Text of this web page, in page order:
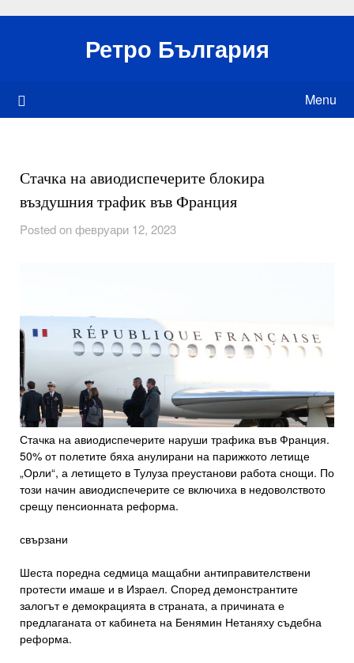
Ретро България
Menu
Стачка на авиодиспечерите блокира
въздушния трафик във Франция
Posted on февруари 12, 2023
Стачка на авиодиспечерите наруши трафика във Франция.
50% от полетите бяха анулирани на парижкото летище
„Орли“, а летището в Тулуза преустанови работа снощи. По
този начин авиодиспечерите се включиха в недоволството
срещу пенсионната реформа.
свързани
Шеста поредна седмица мащабни антиправителствени
протести имаше и в Израел. Според демонстрантите
залогът е демокрацията в страната, а причината е
предлаганата от кабинета на Бенямин Нетаняху съдебна
реформа.